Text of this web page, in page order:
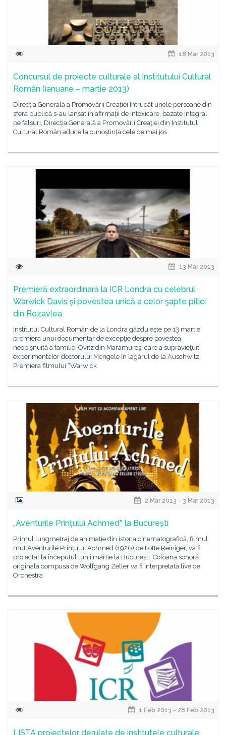
18 Mar 2013
Concursul de proiecte culturale al Institutului Cultural
Român (ianuarie – martie 2013)
Direcția Generală a Promovării Creației Întrucât unele persoane din
sfera publică s-au lansat în afirmații de intoxicare, bazate integral
pe falsuri, Direcția Generală a Promovării Creației din Institutul
Cultural Român aduce la cunoștință cele de mai jos.
13 Mar 2013
Premieră extraordinară la ICR Londra cu celebrul
Warwick Davis şi povestea unică a celor şapte pitici
din Rozavlea
Institutul Cultural Român de la Londra găzduieşte pe 13 martie
premiera unui documentar de excepţie despre povestea
neobişnuită a familiei Ovitz din Maramureş, care a supravieţuit
experimentelor doctorului Mengele în lagărul de la Auschwitz.
Premiera filmului “Warwick
2 Mar 2013 - 3 Mar 2013
„Aventurile Prințului Achmed”, la București
Primul lungmetraj de animație din istoria cinematografică, filmul
mut Aventurile Prințului Achmed (1926) de Lotte Reiniger, va fi
proiectat la începutul lunii martie la București. Coloana sonoră
originală compusă de Wolfgang Zeller va fi interpretată live de
Orchestra
1 Feb 2013 - 28 Feb 2013
LISTA proiectelor derulate de institutele culturale